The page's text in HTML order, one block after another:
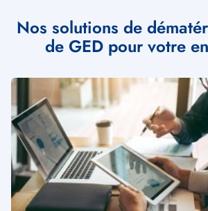
Nos solutions de
de GED pour votre
Illustration
vignette